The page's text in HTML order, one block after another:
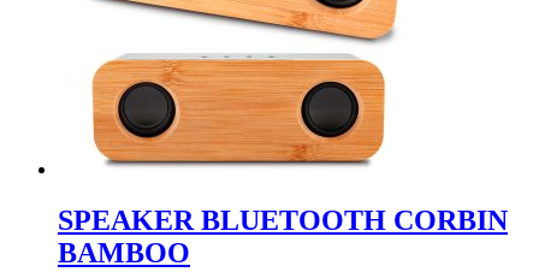
SPEAKER BLUETOOTH CORBIN
BAMBOO